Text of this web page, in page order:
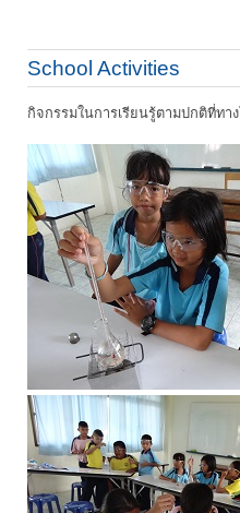
School Activities
กิจกรรมในการเรียนรู้ตามปกติที่ทา